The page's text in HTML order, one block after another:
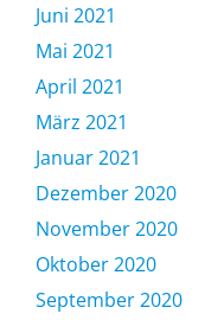
Juni 2021
Mai 2021
April 2021
März 2021
Januar 2021
Dezember 2020
November 2020
Oktober 2020
September 2020